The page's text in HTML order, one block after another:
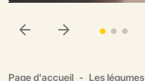
Page d'accueil Les légumes